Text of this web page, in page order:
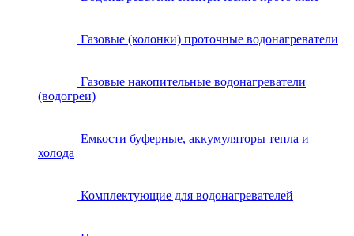
Газовые (колонки) проточные водонагреватели
Газовые накопительные водонагреватели
(водогреи)
Емкости буферные, аккумуляторы тепла и
холода
Комплектующие для водонагревателей